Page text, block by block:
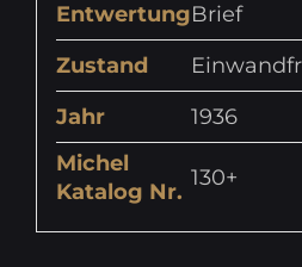
EntwertungBrief
Zustand
Jahr
1936
Michel
Katalog Nr.
130+